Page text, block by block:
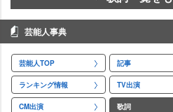
芸能人事典
芸能人TOP 記事
ランキング情報 TV出演
CM出演 歌詞